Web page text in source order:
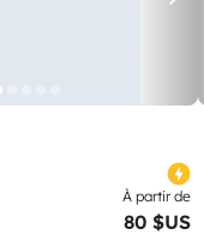
À partir de
80 $US